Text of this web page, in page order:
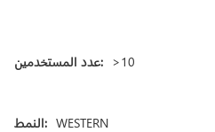
عدد المستخدمين: >10
النمط: WESTERN